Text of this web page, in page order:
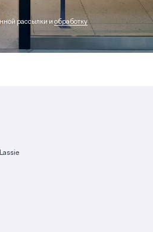
рассылки и обработку